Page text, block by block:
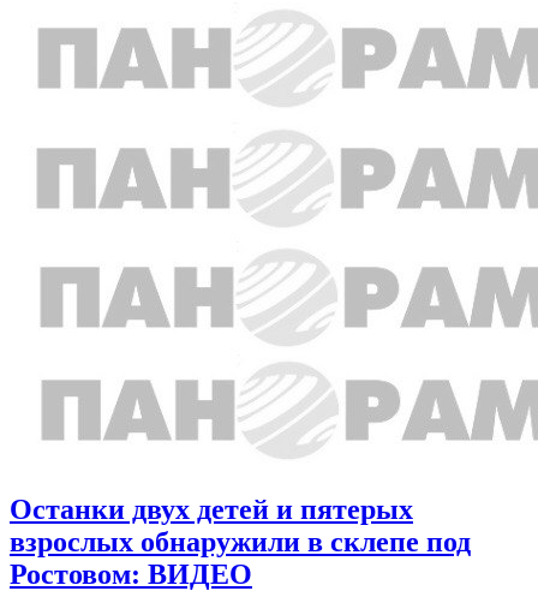
Останки двух детей и пятерых
взрослых обнаружили в склепе под
Ростовом: ВИДЕО